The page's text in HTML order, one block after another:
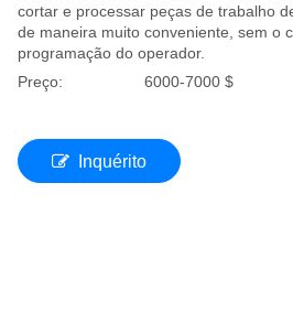
cortar e processar peças de trabalho
de maneira muito conveniente, sem o
programação do operador.
Preço:
6000-7000 $
Inquérito